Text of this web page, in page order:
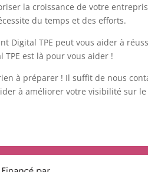
la croissance de votre
du temps et des efforts.
Digital TPE peut vous aider à
TPE est là pour vous aider !
à préparer ! Il suffit de nous
à améliorer votre visibilité sur le